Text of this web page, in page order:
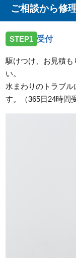
修理でお伺い
愛知県名古屋
愛知県名古屋市
愛知県名古屋
愛知県名古屋
愛知県名古屋
2026/02/06
ご相談から修
STEP1 受付
駆けつけ、お見積も
い。
水まわりのトラブ
す。（365日24時間